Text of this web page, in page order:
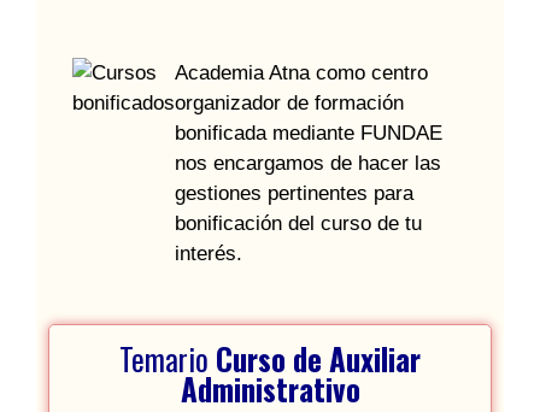
Academia Atna como centro
organizador de formación
bonificada mediante FUNDAE
nos encargamos de hacer las
gestiones pertinentes para
bonificación del curso de tu
interés.
Temario Curso de Auxiliar
Administrativo